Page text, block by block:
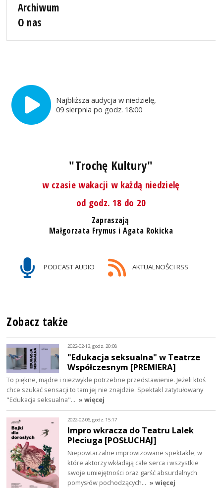
Archiwum
O nas
Najbliższa audycja w niedzielę,
09 sierpnia po godz. 18:00
"Trochę Kultury"
w czasie wakacji w każdą niedzielę
od godz. 18 do 20
Zapraszają
Małgorzata Frymus i Agata Rokicka
PODCAST AUDIO AKTUALNOŚCI RSS
Zobacz także
2022-02-13, godz. 20:08
"Edukacja seksualna" w Teatrze
Współczesnym [PREMIERA]
To piękne, mądre i niezwykle potrzebne przedstawienie. Jeżeli ktoś
chce szukać sensacji to tam jej nie znajdzie. Spektakl zatytułowany
"Edukacja seksualna"… » więcej
2022-02-06, godz. 15:17
Impro wkracza do Teatru Lalek
Pleciuga [POSŁUCHAJ]
Niepowtarzalne improwizowane spektakle, w
które aktorzy wkładają całe serca i wszystkie
swoje umiejętności oraz garść absurdalnych
pomysłów pochodzących… » więcej